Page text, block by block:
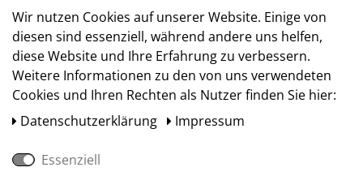
Versand
Wir nutzen Cookies auf unserer Website. Einige von
diesen sind essenziell, während andere uns helfen,
diese Website und Ihre Erfahrung zu verbessern.
Weitere Informationen zu den von uns verwendeten
Cookies und Ihren Rechten als Nutzer finden Sie hier:
Daten­schutz­erklärung
Impressum
Essenziell